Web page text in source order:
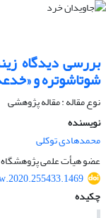
بررسی دیدگاه
شوتاشوتره و
نوع مقاله : مقاله پژوهشی
نویسنده
محمدهادی توکلی
عضو هیأت علمی پژوهشگاه
چکیده